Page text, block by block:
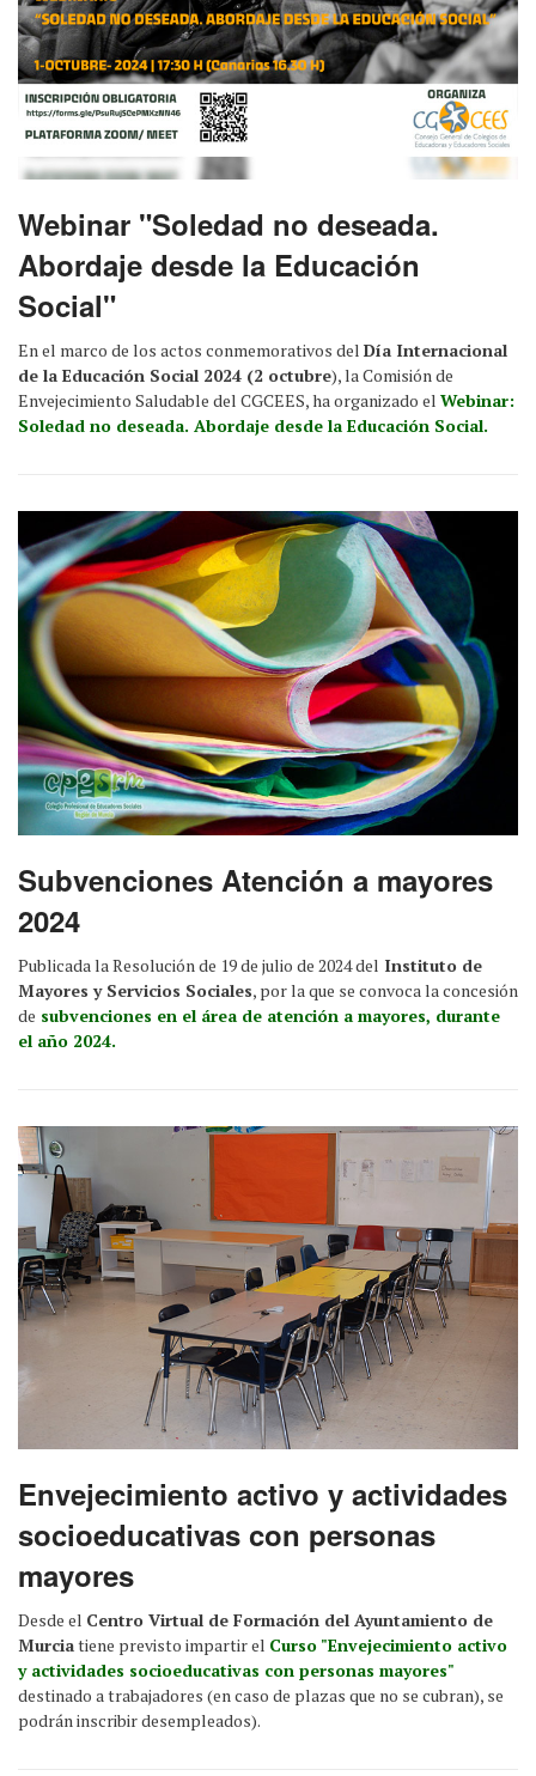
Webinar "Soledad no deseada.
Abordaje desde la Educación
Social"
En el marco de los actos conmemorativos del Día Internacional
de la Educación Social 2024 (2 octubre), la Comisión de
Envejecimiento Saludable del CGCEES, ha organizado el Webinar:
Soledad no deseada. Abordaje desde la Educación Social.
Subvenciones Atención a mayores
2024
Publicada la Resolución de 19 de julio de 2024 del Instituto de
Mayores y Servicios Sociales, por la que se convoca la concesión
de subvenciones en el área de atención a mayores, durante
el año 2024.
Envejecimiento activo y actividades
socioeducativas con personas
mayores
Desde el Centro Virtual de Formación del Ayuntamiento de
Murciatiene previsto impartir el Curso "Envejecimiento activo
y actividades socioeducativas con personas mayores"
destinado a trabajadores (en caso de plazas que no se cubran), se
podrán inscribir desempleados).